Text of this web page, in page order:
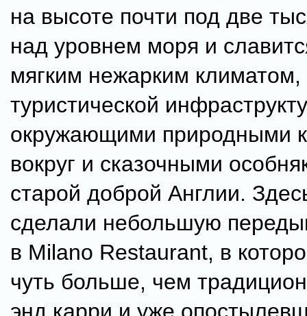
на высоте почти под две
над уровнем моря и
мягким нежарким климатом,
туристической
окружающими природными
вокруг и сказочными
старой доброй Англии.
сделали небольшую
в Milano Restaurant, в
чуть больше, чем